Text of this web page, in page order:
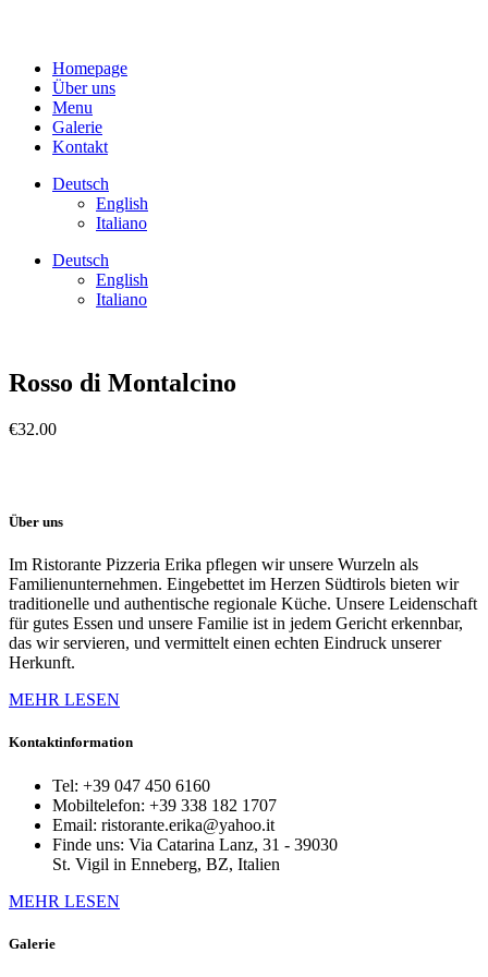
Homepage
Über uns
Menu
Galerie
Kontakt
Deutsch
English
Italiano
Deutsch
English
Italiano
Rosso di Montalcino
€32.00
Über uns
Im Ristorante Pizzeria Erika pflegen wir unsere Wurzeln als
Familienunternehmen. Eingebettet im Herzen Südtirols bieten wir
traditionelle und authentische regionale Küche. Unsere Leidenschaft
für gutes Essen und unsere Familie ist in jedem Gericht erkennbar,
das wir servieren, und vermittelt einen echten Eindruck unserer
Herkunft.
MEHR LESEN
UNS
Kontaktinformation
Tel: +39 047 450 6160
Mobiltelefon: +39 338 182 1707
Email: ristorante.erika@yahoo.it
Finde uns: Via Catarina Lanz, 31 - 39030
St. Vigil in Enneberg, BZ, Italien
MEHR LESEN
Galerie